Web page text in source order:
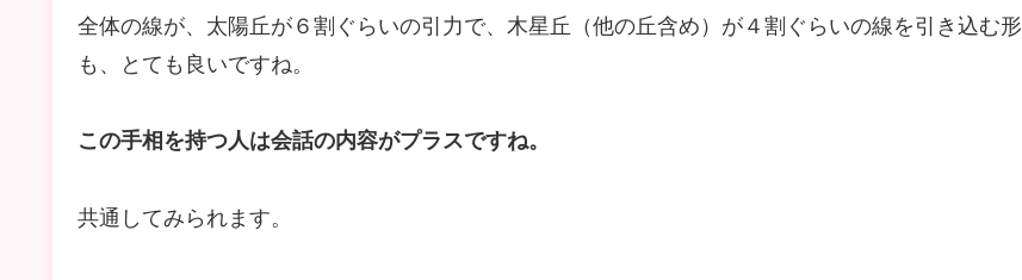
全体の線が、太陽丘が６割ぐらいの引力で、木星丘（他の丘含め）が４割ぐらいの線を引き込む形
も、とても良いですね。
この手相を持つ人は会話の内容がプラスですね。
共通してみられます。